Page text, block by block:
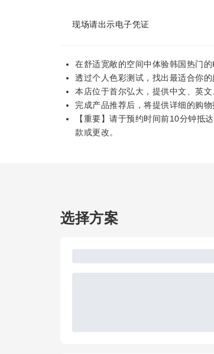
现场请出示电子凭证
在舒适宽敞的空间中体验韩国热门
透过个人色彩测试，找出最适合你
本店位于首尔弘大，提供中文、英
完成产品推荐后，将提供详细的购
【重要】请于预约时间前10分钟抵
款或更改。
选择方案